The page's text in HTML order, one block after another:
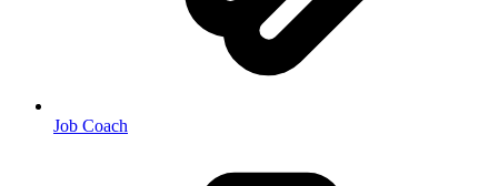
Job Coach